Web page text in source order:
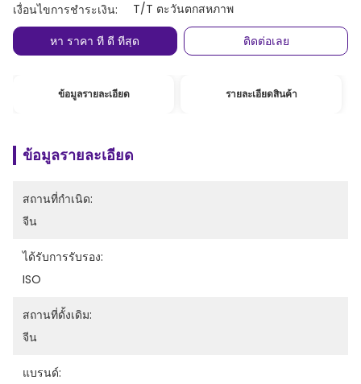
เงื่อนไขการชำระเงิน:
T/T ตะวันตกสหภาพ
หา ราคา ที่ ดี ที่สุด
ติดต่อเลย
ข้อมูลรายละเอียด รายละเอียดสินค้า
ข้อมูลรายละเอียด
สถานที่กำเนิด:
จีน
ได้รับการรับรอง:
ISO
สถานที่ดั้งเดิม:
จีน
แบรนด์: